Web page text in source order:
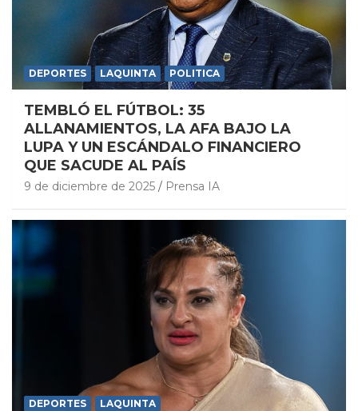
DEPORTES LAQUINTA POLITICA
TEMBLÓ EL FÚTBOL: 35
ALLANAMIENTOS, LA AFA BAJO LA
LUPA Y UN ESCÁNDALO FINANCIERO
QUE SACUDE AL PAÍS
9 de diciembre de 2025 Prensa IA
DEPORTES LAQUINTA